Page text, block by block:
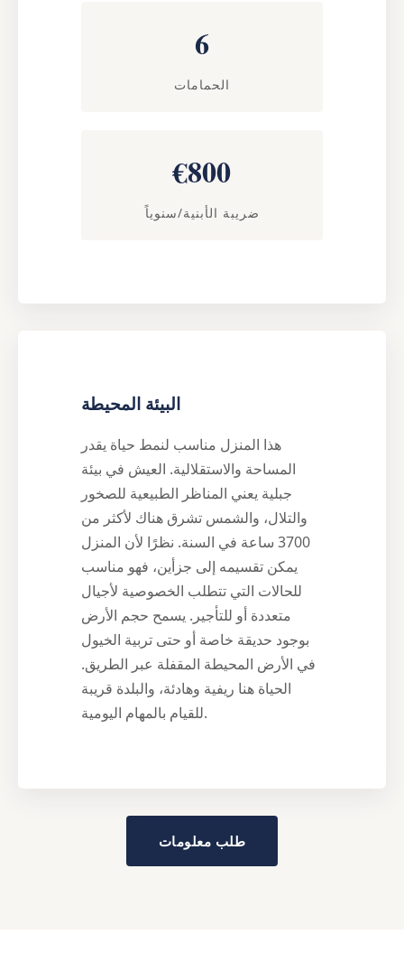
6
الحمامات
€800
ضريبة الأبنية/سنوياً
البيئة المحيطة
هذا المنزل مناسب لنمط حياة يقدر
المساحة والاستقلالية. العيش في بيئة
جبلية يعني المناظر الطبيعية للصخور
والتلال، والشمس تشرق هناك لأكثر من
3700 ساعة في السنة. نظرًا لأن المنزل
يمكن تقسيمه إلى جزأين، فهو مناسب
للحالات التي تتطلب الخصوصية لأجيال
متعددة أو للتأجير. يسمح حجم الأرض
بوجود حديقة خاصة أو حتى تربية الخيول
في الأرض المحيطة المقفلة عبر الطريق.
الحياة هنا ريفية وهادئة، والبلدة قريبة
للقيام بالمهام اليومية.
طلب معلومات